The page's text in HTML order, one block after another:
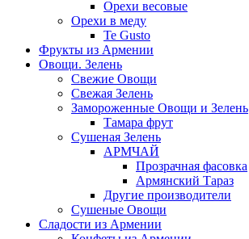
Орехи весовые
Орехи в меду
Te Gusto
Фрукты из Армении
Овощи. Зелень
Свежие Овощи
Свежая Зелень
Замороженные Овощи и Зелень
Тамара фрут
Сушеная Зелень
АРМЧАЙ
Прозрачная фасовка
Армянский Тараз
Другие производители
Сушеные Овощи
Сладости из Армении